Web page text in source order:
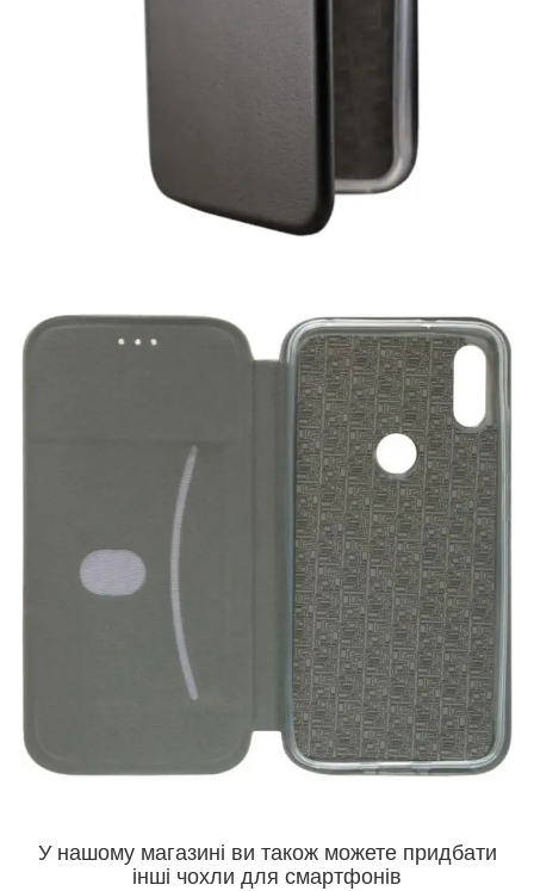
У нашому магазині ви також можете придбати
інші чохли для смартфонів